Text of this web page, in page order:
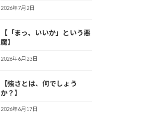
2026年7月2日
【「まっ、いいか」という悪
魔】
2026年6月23日
【強さとは、何でしょう
か？】
2026年6月17日